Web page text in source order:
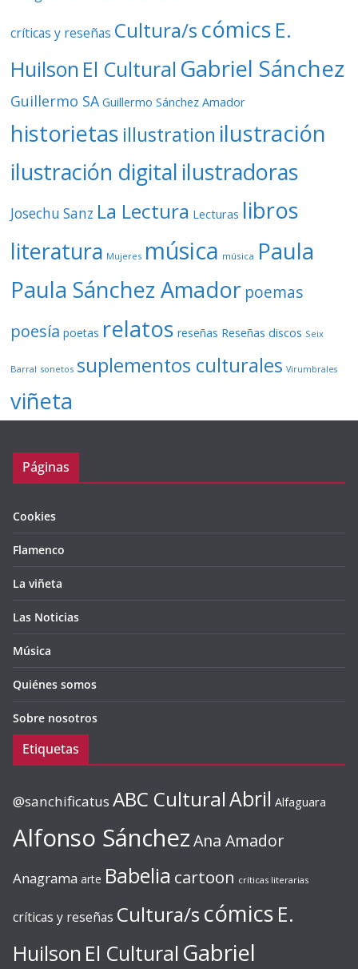
críticas y reseñas Cultura/s cómics E.
Huilson El Cultural Gabriel Sánchez
Guillermo SA Guillermo Sánchez Amador
historietas illustration ilustración
ilustración digital ilustradoras
Josechu Sanz La Lectura Lecturas libros
literatura Mujeres música música Paula
Paula Sánchez Amador poemas
poesía poetas relatos reseñas Reseñas discos Seix
Barral sonetos suplementos culturales Virumbrales
viñeta
Páginas
Cookies
Flamenco
La viñeta
Las Noticias
Música
Quiénes somos
Sobre nosotros
Etiquetas
@sanchificatus ABC CulturalAbril Alfaguara
Alfonso SánchezAna Amador
Anagrama arte Babelia cartoon críticas literarias
críticas y reseñas Cultura/s cómics E.
Huilson El Cultural Gabriel